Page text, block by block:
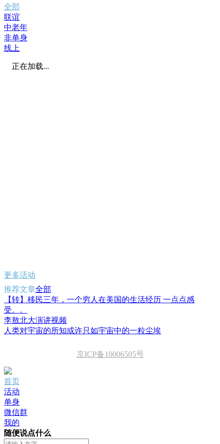
全部
联谊
中老年
非单身
线上
正在加载...
更多活动
推荐文章全部
【转】移民三年，一个穷人在美国的生活经历 一点点感
受。。
李敖北大演讲视频
人类对宇宙的所知或许只如宇宙中的一粒尘埃
京ICP备10006505号
首页
活动
单身
微信群
我的
随便说点什么